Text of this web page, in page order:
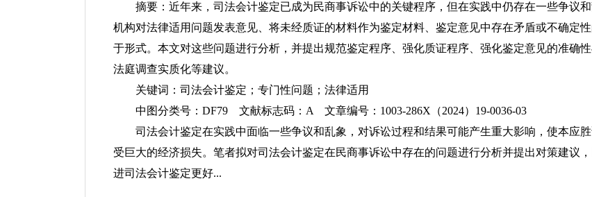
摘要：近年来，司法会计鉴定已成为民商事诉讼中的关键程序，但在实践中仍存在一些争议
机构对法律适用问题发表意见、将未经质证的材料作为鉴定材料、鉴定意见中存在矛盾或不确定
于形式。本文对这些问题进行分析，并提出规范鉴定程序、强化质证程序、强化鉴定意见的准确
法庭调查实质化等建议。
关键词：司法会计鉴定；专门性问题；法律适用
中图分类号：DF79 文献标志码：A 文章编号：1003-286X（2024）19-0036-03
司法会计鉴定在实践中面临一些争议和乱象，对诉讼过程和结果可能产生重大影响，使本应
受巨大的经济损失。笔者拟对司法会计鉴定在民商事诉讼中存在的问题进行分析并提出对策建议
进司法会计鉴定更好...